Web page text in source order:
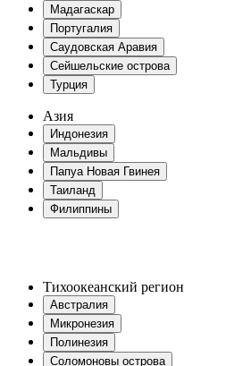
Мадагаскар
Португалия
Саудовская Аравия
Сейшельские острова
Турция
Азия
Индонезия
Мальдивы
Папуа Новая Гвинея
Таиланд
Филиппины
Тихоокеанский регион
Австралия
Микронезия
Полинезия
Соломоновы острова